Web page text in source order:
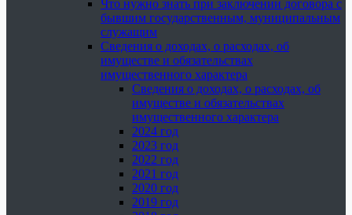
Что нужно знать при заключении договора с
бывшим государственным, муниципальным
служащим
Сведения о доходах, о расходах, об
имуществе и обязательствах
имущественного характера
Сведения о доходах, о расходах, об
имуществе и обязательствах
имущественного характера
2024 год
2023 год
2022 год
2021 год
2020 год
2019 год